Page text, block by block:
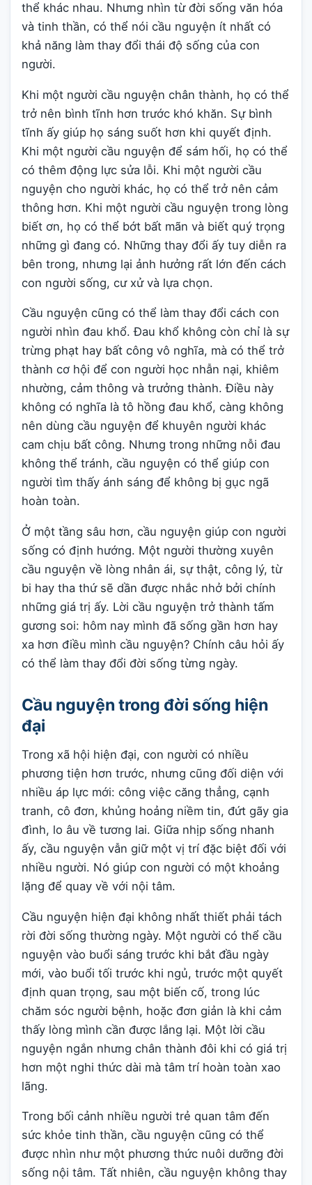
thể khác nhau. Nhưng nhìn từ đời sống văn hóa
và tinh thần, có thể nói cầu nguyện ít nhất có
khả năng làm thay đổi thái độ sống của con
người.
Khi một người cầu nguyện chân thành, họ có thể
trở nên bình tĩnh hơn trước khó khăn. Sự bình
tĩnh ấy giúp họ sáng suốt hơn khi quyết định.
Khi một người cầu nguyện để sám hối, họ có thể
có thêm động lực sửa lỗi. Khi một người cầu
nguyện cho người khác, họ có thể trở nên cảm
thông hơn. Khi một người cầu nguyện trong lòng
biết ơn, họ có thể bớt bất mãn và biết quý trọng
những gì đang có. Những thay đổi ấy tuy diễn ra
bên trong, nhưng lại ảnh hưởng rất lớn đến cách
con người sống, cư xử và lựa chọn.
Cầu nguyện cũng có thể làm thay đổi cách con
người nhìn đau khổ. Đau khổ không còn chỉ là sự
trừng phạt hay bất công vô nghĩa, mà có thể trở
thành cơ hội để con người học nhẫn nại, khiêm
nhường, cảm thông và trưởng thành. Điều này
không có nghĩa là tô hồng đau khổ, càng không
nên dùng cầu nguyện để khuyên người khác
cam chịu bất công. Nhưng trong những nỗi đau
không thể tránh, cầu nguyện có thể giúp con
người tìm thấy ánh sáng để không bị gục ngã
hoàn toàn.
Ở một tầng sâu hơn, cầu nguyện giúp con người
sống có định hướng. Một người thường xuyên
cầu nguyện về lòng nhân ái, sự thật, công lý, từ
bi hay tha thứ sẽ dần được nhắc nhở bởi chính
những giá trị ấy. Lời cầu nguyện trở thành tấm
gương soi: hôm nay mình đã sống gần hơn hay
xa hơn điều mình cầu nguyện? Chính câu hỏi ấy
có thể làm thay đổi đời sống từng ngày.
Cầu nguyện trong đời sống hiện
đại
Trong xã hội hiện đại, con người có nhiều
phương tiện hơn trước, nhưng cũng đối diện với
nhiều áp lực mới: công việc căng thẳng, cạnh
tranh, cô đơn, khủng hoảng niềm tin, đứt gãy gia
đình, lo âu về tương lai. Giữa nhịp sống nhanh
ấy, cầu nguyện vẫn giữ một vị trí đặc biệt đối với
nhiều người. Nó giúp con người có một khoảng
lặng để quay về với nội tâm.
Cầu nguyện hiện đại không nhất thiết phải tách
rời đời sống thường ngày. Một người có thể cầu
nguyện vào buổi sáng trước khi bắt đầu ngày
mới, vào buổi tối trước khi ngủ, trước một quyết
định quan trọng, sau một biến cố, trong lúc
chăm sóc người bệnh, hoặc đơn giản là khi cảm
thấy lòng mình cần được lắng lại. Một lời cầu
nguyện ngắn nhưng chân thành đôi khi có giá trị
hơn một nghi thức dài mà tâm trí hoàn toàn xao
lãng.
Trong bối cảnh nhiều người trẻ quan tâm đến
sức khỏe tinh thần, cầu nguyện cũng có thể
được nhìn như một phương thức nuôi dưỡng đời
sống nội tâm. Tất nhiên, cầu nguyện không thay